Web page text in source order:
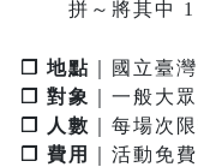
拼～將其中
❐ 地點 ｜國立臺
❐ 對象
｜一般大
❐ 人數
｜每場次
❐ 費用
｜活動免